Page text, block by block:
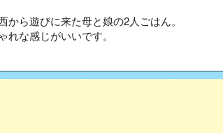
ら遊びに来た母と娘の2人ごはん。
な感じがいいです。